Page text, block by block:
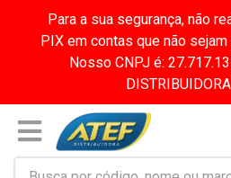
Para a sua segurança, não
PIX em contas que não
Nosso CNPJ é: